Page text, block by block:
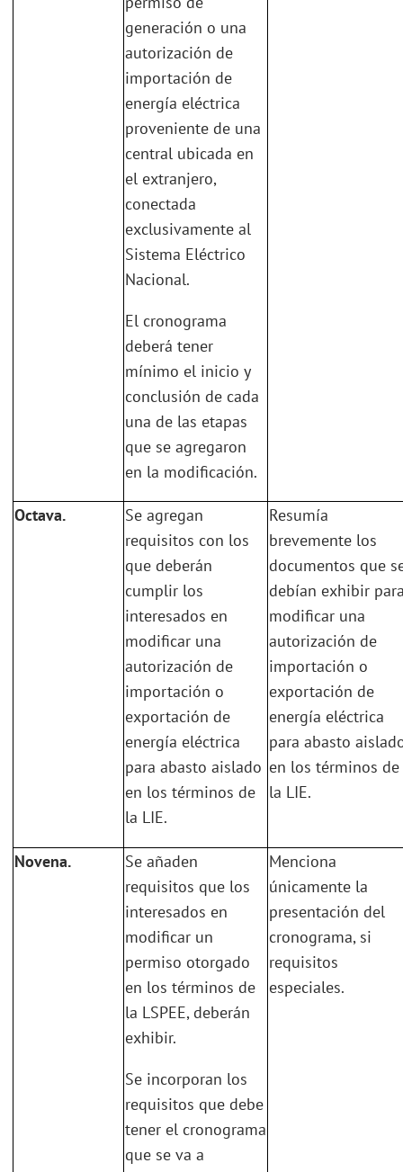
generación o una
autorización de
importación de
energía eléctrica
proveniente de una
central ubicada en
el extranjero,
conectada
exclusivamente al
Sistema Eléctrico
Nacional.
El cronograma
deberá tener
mínimo el inicio y
conclusión de cada
una de las etapas
que se agregaron
en la modificación.
Octava.
Se agregan
requisitos con los
que deberán
cumplir los
interesados en
modificar una
autorización de
importación o
exportación de
energía eléctrica
para abasto aislado
en los términos de
la LIE.
Resumía
brevemente los
documentos que
debían exhibir
modificar una
autorización de
importación o
exportación de
energía eléctrica
para abasto
en los términos de
la LIE.
Novena.
Se añaden
requisitos que los
interesados en
modificar un
permiso otorgado
en los términos de
la LSPEE, deberán
exhibir.
Se incorporan los
requisitos que debe
tener el cronograma
que se va a
Menciona
únicamente la
presentación del
cronograma, si
requisitos
especiales.